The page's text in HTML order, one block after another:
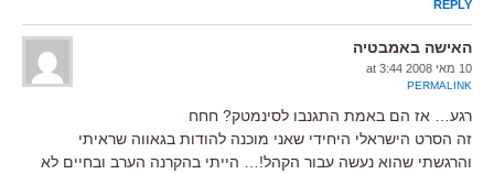
REPLY
האישה באמבטיה
10 מאי 2008 at 3:44
PERMALINK
רגע… אז הם באמת התגנבו לסינמטק? חחח
זה הסרט הישראלי היחידי שאני מוכנה להודות בגאווה שראיתי
והרגשתי שהוא נעשה עבור הקהל!… הייתי בהקרנה הערב ובחיים לא